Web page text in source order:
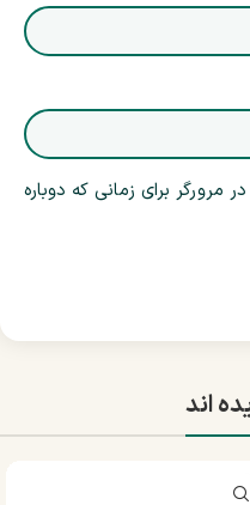
مرورگر برای زمانی که دوباره
اند